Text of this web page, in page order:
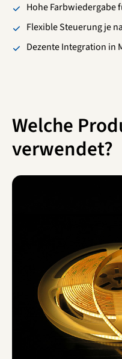
Hohe
Flexible Steuerung je
Dezente Integration in
Welche
verwendet?